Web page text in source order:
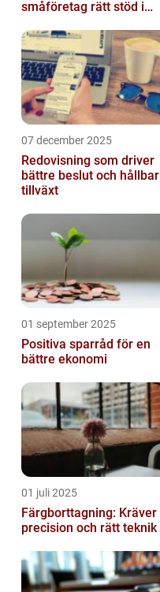
småföretag rätt stöd i
07 december 2025
Redovisning som driver
bättre beslut och hållbar
tillväxt
01 september 2025
Positiva sparråd för en
bättre ekonomi
01 juli 2025
Färgborttagning: Kräver
precision och rätt teknik